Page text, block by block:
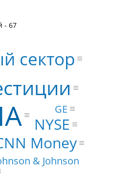
- 67
сектор
Money
NYSE
GE
& Johnson